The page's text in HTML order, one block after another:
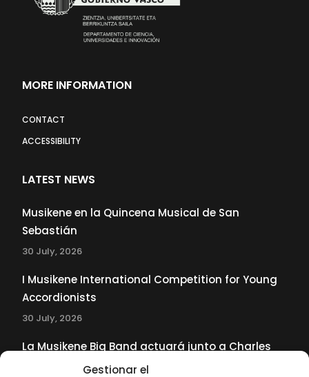
Gestionar el
MORE INFORMATION
CONTACT
ACCESSIBILITY
LATEST NEWS
Musikene en la Quincena Musical de San
Sebastián
30 July, 2026
I Musikene International Competition for Young
Accordionists
30 July, 2026
La Musikene Big Band actuará junto a Charles
Tolliver en el 61 Jazzaldia